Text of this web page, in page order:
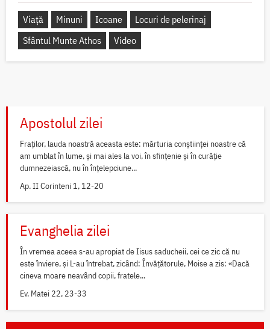
Viață Minuni Icoane
Locuri de pelerinaj
Sfântul Munte Athos
Video
Apostolul zilei
Fraților, lauda noastră aceasta este: mărturia conștiinței noastre că
am umblat în lume, și mai ales la voi, în sfințenie și în curăție
dumnezeiască, nu în înțelepciune...
Ap. II Corinteni 1, 12-20
Evanghelia zilei
În vremea aceea s-au apropiat de Iisus saducheii, cei ce zic că nu
este înviere, și L-au întrebat, zicând: Învățătorule, Moise a zis: «Dacă
cineva moare neavând copii, fratele...
Ev. Matei 22, 23-33